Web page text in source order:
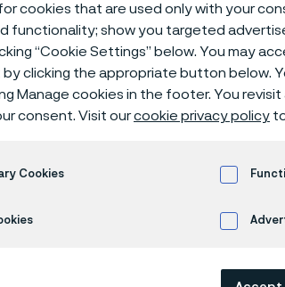
att sätta
"Det är viktigt för
mål och vi vill lyfta
cookies that are used only with your
functionality; show you targeted
“Cookie Settings” below. You may
clicking the appropriate button below.
Manage cookies in the footer. You
consent. Visit ourcookie privacy policy
Cookies